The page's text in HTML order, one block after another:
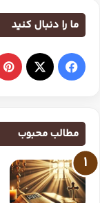
ما را دنبال کنید
مطالب محبوب